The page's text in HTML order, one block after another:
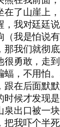
在了山崖上
，我对廷廷
（我是怕说
那我们就彻底
很勇敢，走
蝠，不用怕
跟在后面默
时候才发现
泉出口被一
我吓个半死